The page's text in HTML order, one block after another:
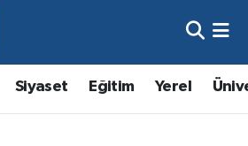
Siyaset Eğitim Yerel